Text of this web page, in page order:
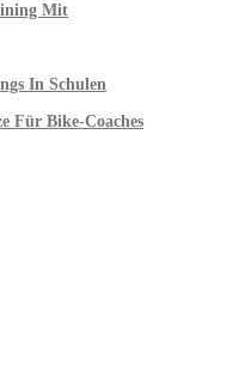
Mit
In Schulen
Für Bike-Coaches